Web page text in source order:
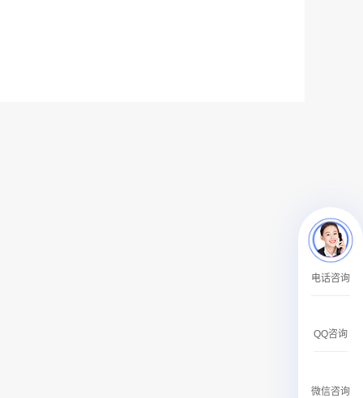
电话咨询
QQ咨询
微信咨询